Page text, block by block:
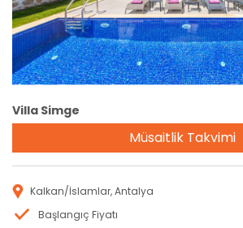
Villa Simge
Müsaitlik Takvimi
Kalkan/İslamlar, Antalya
Başlangıç Fiyatı